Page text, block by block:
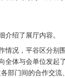
介绍了展厅内容。
情况，平谷区分别
全体与会单位发
部门间的合作交